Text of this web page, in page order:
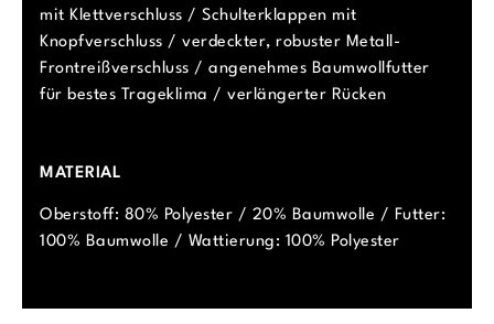
mit Klettverschluss / Schulterklappen mit
Knopfverschluss / verdeckter, robuster Metall-
Frontreißverschluss / angenehmes Baumwollfutter
für bestes Trageklima / verlängerter Rücken
MATERIAL
Oberstoff: 80% Polyester / 20% Baumwolle / Futter:
100% Baumwolle / Wattierung: 100% Polyester